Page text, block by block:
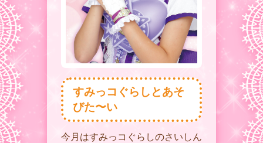
すみっコぐらしとあそ
びた〜い
今月はすみっコぐらしのさいしん